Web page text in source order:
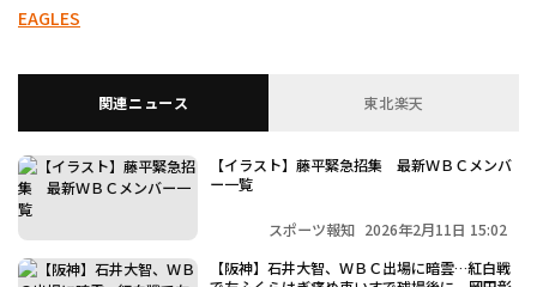
EAGLES
関連ニュース 東北楽天
【イラスト】藤平緊急招集 最新ＷＢＣメンバ
ー一覧
スポーツ報知 2026年2月11日 15:02
【阪神】石井大智、ＷＢＣ出場に暗雲…紅白戦